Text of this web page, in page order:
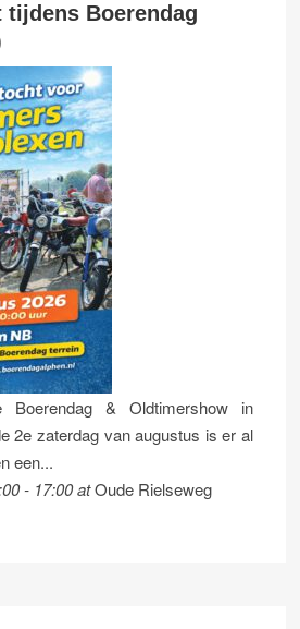
Boerendag
Boerendag & Oldtimershow in
2e zaterdag van augustus is er al
een...
- 17:00atOude Rielseweg